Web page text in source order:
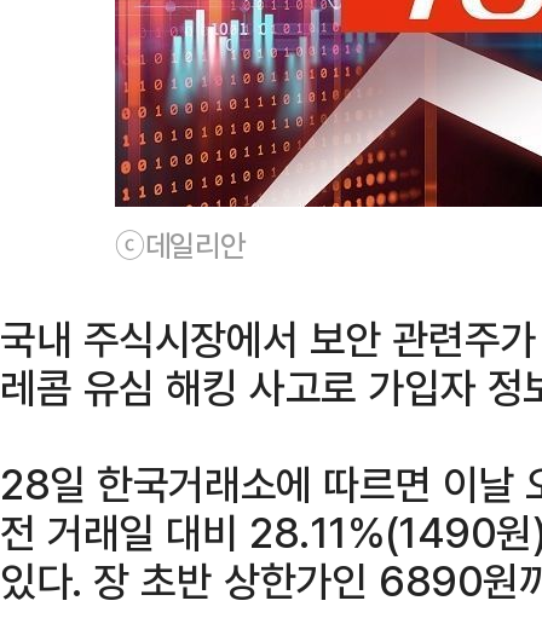
ⓒ데일리안
국내 주식시장에서 보안 관련주
레콤 유심 해킹 사고로 가입자
28일 한국거래소에 따르면 이날
전 거래일 대비 28.11%(1490
있다. 장 초반 상한가인 6890원